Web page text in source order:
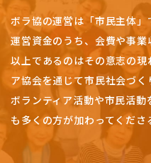
ボラ協の運営は「市民主体」
運営資金のうち、会費や事業
以上であるのはその意志の現
ア協会を通じて市民社会づく
ボランティア活動や市民活
も多くの方が加わってくださ